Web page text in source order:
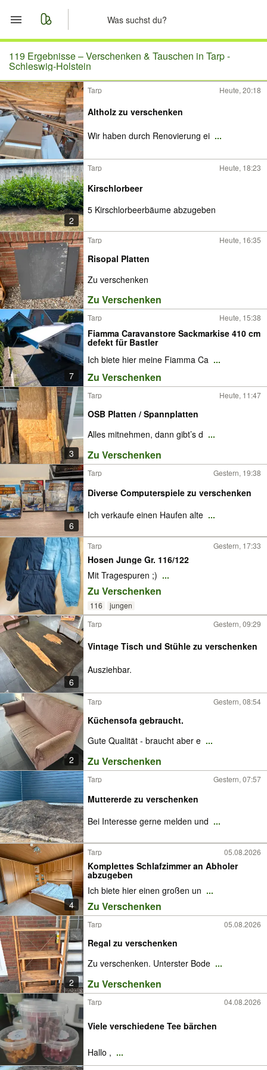
Start
Merkliste
Nachrichten
Anzeige aufgeben
119 Ergebnisse –Verschenken & Tauschen in Tarp -
Schleswig-Holstein
Tarp Heute, 20:18
Altholz zu verschenken
Wir haben durch Renovierung ei ...
2
Tarp Heute, 18:23
Kirschlorbeer
5 Kirschlorbeerbäume abzugeben
Tarp Heute, 16:35
Risopal Platten
Zu verschenken
Zu Verschenken
7
Tarp Heute, 15:38
Fiamma Caravanstore Sackmarkise 410 cm
defekt für Bastler
Ich biete hier meine Fiamma Ca ...
Zu Verschenken
3
Tarp Heute, 11:47
OSB Platten / Spannplatten
Alles mitnehmen, dann gibt’s d ...
Zu Verschenken
6
Tarp Gestern, 19:38
Diverse Computerspiele zu verschenken
Ich verkaufe einen Haufen alte ...
Tarp Gestern, 17:33
Hosen Junge Gr. 116/122
Mit Tragespuren ;) ...
Zu Verschenken
116 jungen
6
Tarp Gestern, 09:29
Vintage Tisch und Stühle zu verschenken
Ausziehbar.
2
Tarp Gestern, 08:54
Küchensofa gebraucht.
Gute Qualität - braucht aber e ...
Zu Verschenken
Tarp Gestern, 07:57
Muttererde zu verschenken
Bei Interesse gerne melden und ...
4
Tarp 05.08.2026
Komplettes Schlafzimmer an Abholer
abzugeben
Ich biete hier einen großen un ...
Zu Verschenken
2
Tarp 05.08.2026
Regal zu verschenken
Zu verschenken. Unterster Bode ...
Zu Verschenken
Tarp 04.08.2026
Viele verschiedene Tee bärchen
Hallo , ...